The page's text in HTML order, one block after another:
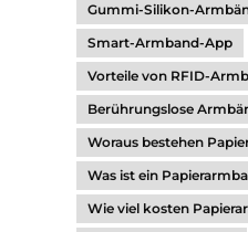
Gummi-Silikon-
Smart-Armband-App
Vorteile von RFID-
Berührungslose
Woraus bestehen
Was ist ein
Wie viel kosten